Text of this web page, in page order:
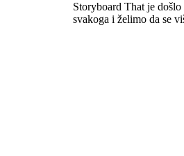
Storyboard That je
svakoga i želimo da se